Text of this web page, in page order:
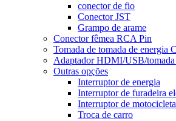
conector de fio
Conector JST
Grampo de arame
Conector fêmea RCA Pin
Tomada de tomada de energia
Adaptador HDMI/USB/
Outras opções
Interruptor de energia
Interruptor de furadeira
Interruptor de motocicleta
Troca de carro